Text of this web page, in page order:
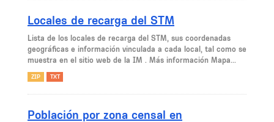
Locales de recarga del STM
Lista de los locales de recarga del STM, sus coordenadas
geográficas e información vinculada a cada local, tal como se
muestra en el sitio web de la IM . Más información Mapa...
ZIP TXT
Población por zona censal en